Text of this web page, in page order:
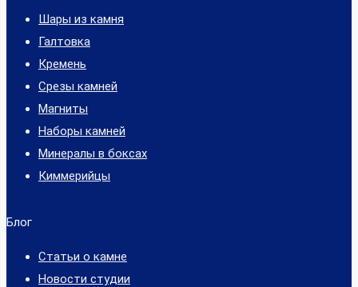
Шары из камня
Галтовка
Кремень
Срезы камней
Магниты
Наборы камней
Минералы в боксах
Киммерийцы
Блог
Статьи о камне
Новости студии